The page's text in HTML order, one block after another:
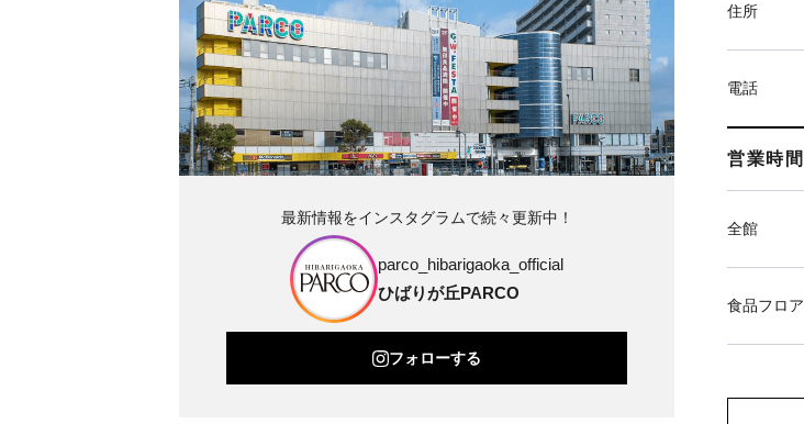
住所
電話
営業時間
全館
食品フロア
最新情報をインスタグラムで続々更新中！
parco_hibarigaoka_official
ひばりが丘PARCO
フォローする